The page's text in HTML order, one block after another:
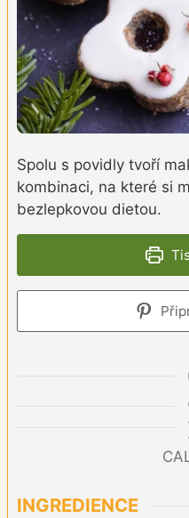
Spolu s povidly tvoří
kombinaci, na které si
bezlepkovou dietou.
INGREDIENCE